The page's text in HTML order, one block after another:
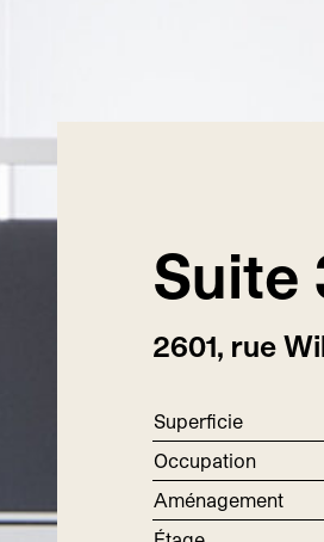
Suite
2601, rue
Superficie
Occupation
Aménagement